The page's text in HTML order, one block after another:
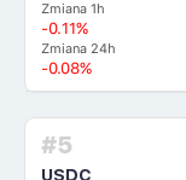
Zmiana 1h
-0.11%
Zmiana 24h
-0.08%
#5
USDC